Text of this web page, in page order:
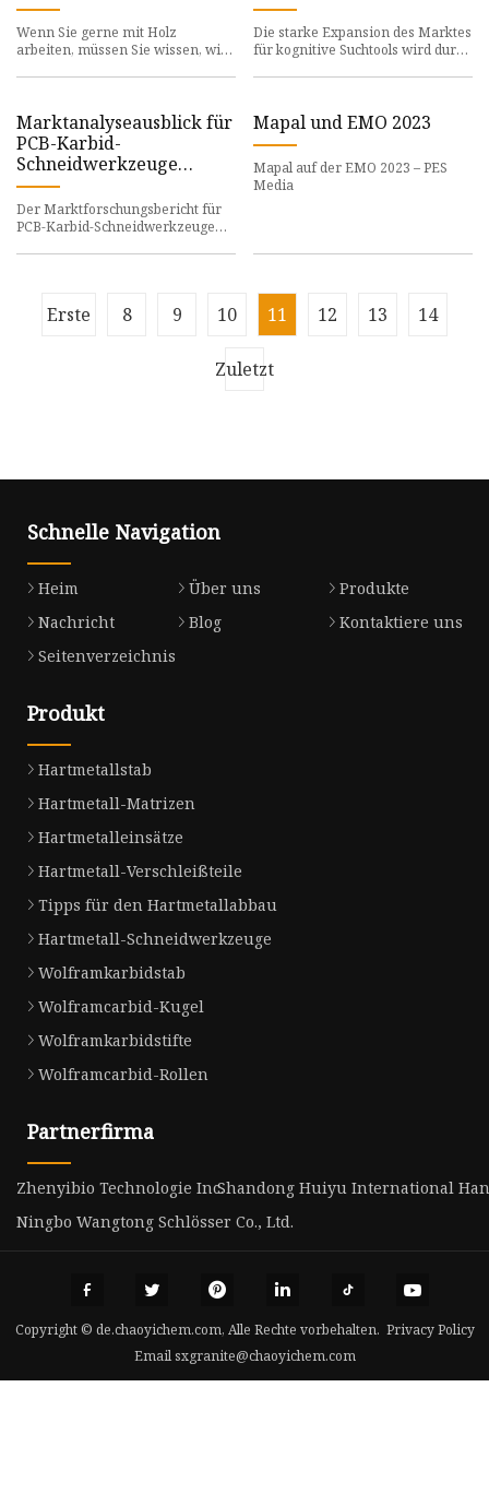
Wenn Sie gerne mit Holz
arbeiten, müssen Sie wissen, wie
Die starke Expansion des Marktes
für kognitive Suchtools wird durch
Marktanalyseausblick für
PCB-Karbid-
Schneidwerkzeuge
(2023).
Der Marktforschungsbericht für
PCB-Karbid-Schneidwerkzeuge
Mapal und EMO 2023
Mapal auf der EMO 2023 – PES
Media
Erste 8 9 10 11 12 13 14
Zuletzt
Schnelle Navigation
Heim Über uns
Produkte
Nachricht
Blog
Kontaktiere uns
Seitenverzeichnis
Produkt
Hartmetallstab
Hartmetall-Matrizen
Hartmetalleinsätze
Hartmetall-Verschleißteile
Tipps für den Hartmetallabbau
Hartmetall-Schneidwerkzeuge
Wolframkarbidstab
Wolframcarbid-Kugel
Wolframkarbidstifte
Wolframcarbid-Rollen
Partnerfirma
Zhenyibio Technologie Inc.Shandong Huiyu International
Ningbo Wangtong Schlösser Co., Ltd.
Copyright © de.chaoyichem.com, Alle Rechte vorbehalten. Privacy Policy
Email sxgranite@chaoyichem.com